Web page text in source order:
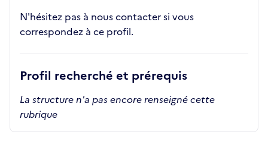
N'hésitez pas à nous contacter si vous
correspondez à ce profil.
Profil recherché et prérequis
La structure n'a pas encore renseigné cette
rubrique